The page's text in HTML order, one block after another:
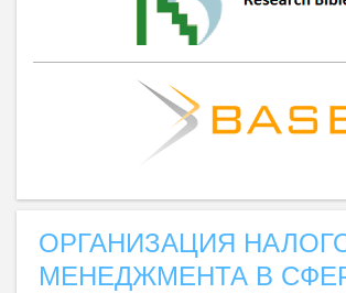
ОРГАНИЗАЦИЯ
МЕНЕДЖМЕНТА В